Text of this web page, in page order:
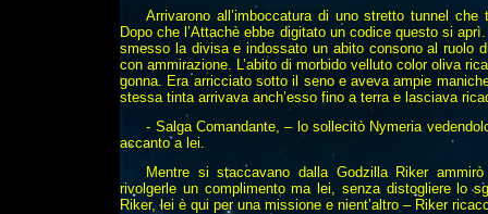
Arrivarono all’imboccatura di uno stretto tunnel
Dopo che l’Attachè ebbe digitato un codice questo si
smesso la divisa e indossato un abito consono al ruolo
con ammirazione. L’abito di morbido velluto color oliva
gonna. Era arricciato sotto il seno e aveva ampie
stessa tinta arrivava anch’esso fino a terra e lasciava
- Salga Comandante, – lo sollecitò Nymeria
accanto a lei.
Mentre si staccavano dalla Godzilla Riker
rivolgerle un complimento ma lei, senza distogliere lo
Riker, lei è qui per una missione e nient’altro – Riker